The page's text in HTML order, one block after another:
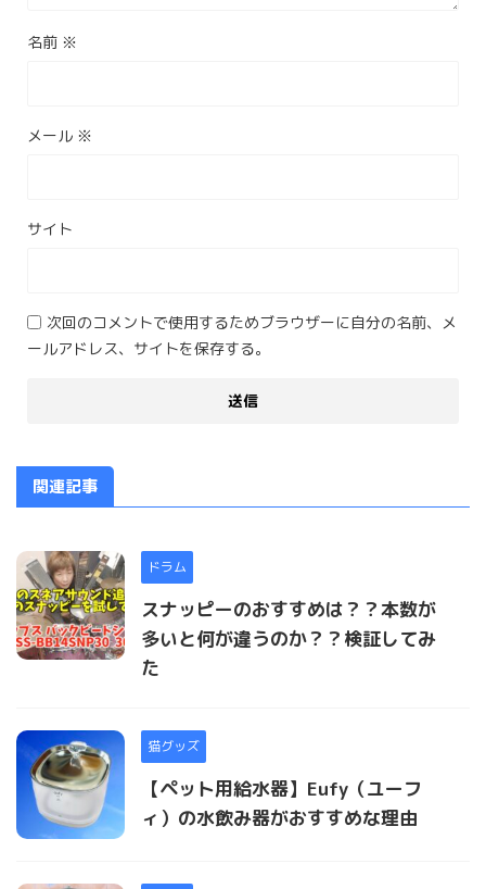
名前 ※
メール ※
サイト
次回のコメントで使用するためブラウザーに自分の名前、メ
ールアドレス、サイトを保存する。
関連記事
ドラム
スナッピーのおすすめは？？本数が
多いと何が違うのか？？検証してみ
た
猫グッズ
【ペット用給水器】Eufy（ユーフ
ィ）の水飲み器がおすすめな理由